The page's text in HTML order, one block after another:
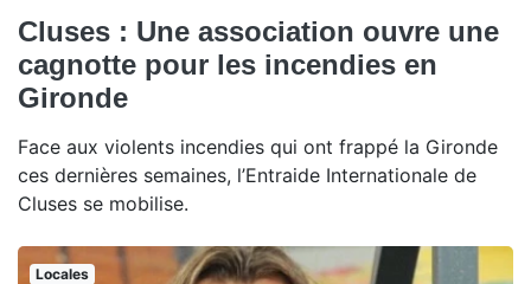
Cluses : Une association ouvre une
cagnotte pour les incendies en
Gironde
Face aux violents incendies qui ont frappé la Gironde
ces dernières semaines, l’Entraide Internationale de
Cluses se mobilise.
Locales